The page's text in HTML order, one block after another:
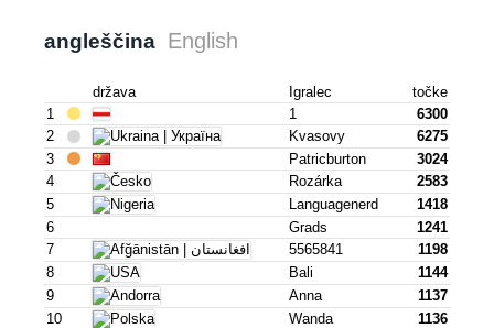
angleščina English
država Igralec
točke
1
1
6300
2
Kvasovy
6275
3
Patricburton
3024
4
Rozárka
2583
5
Languagenerd
1418
6
Grads
1241
7
5565841
1198
8
Bali
1144
9
Anna
1137
10
Wanda 1136